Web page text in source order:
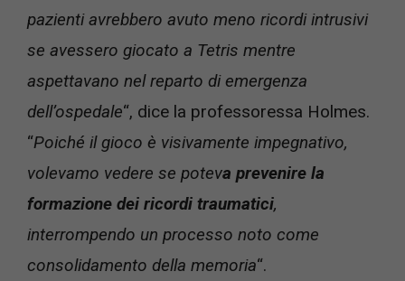
pazienti avrebbero avuto meno ricordi intrusivi
se avessero giocato a Tetris mentre
aspettavano nel reparto di emergenza
dell’ospedale“, dice la professoressa Holmes.
“Poiché il gioco è visivamente impegnativo,
volevamo vedere se poteva prevenire la
formazione dei ricordi traumatici,
interrompendo un processo noto come
consolidamento della memoria“.